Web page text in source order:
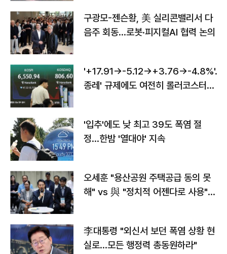
구광모-젠슨황, 美 실리콘밸리서 다
음주 회동…로봇·피지컬AI 협력 논의
'+17.91→-5.12→+3.76→-4.8%'…'
종레' 규제에도 여전히 롤러코스터
'입추'에도 낮 최고 39도 폭염 절
정…한밤 '열대야' 지속
오세훈 "용산공원 주택공급 동의 못
해" vs 與 "정치적 어젠다로 사용"
李대통령 "외신서 보던 폭염 상황 현
실로…모든 행정력 총동원하라"